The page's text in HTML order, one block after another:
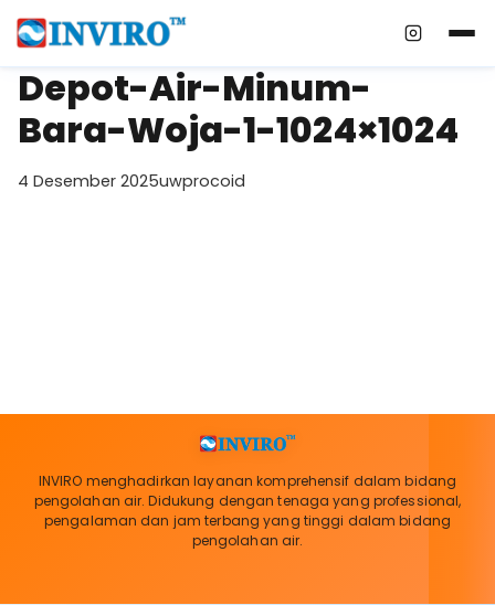
Depot-Air-Minum-
Bara-Woja-1-1024×1024
4 Desember 2025uwprocoid
INVIRO menghadirkan layanan komprehensif dalam bidang
pengolahan air. Didukung dengan tenaga yang professional,
pengalaman dan jam terbang yang tinggi dalam bidang
pengolahan air.